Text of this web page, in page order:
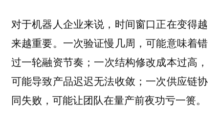
对于机器人企业来说，时间窗口正在变得越
来越重要。一次验证慢几周，可能意味着错
过一轮融资节奏；一次结构修改成本过高，
可能导致产品迟迟无法收敛；一次供应链协
同失败，可能让团队在量产前夜功亏一篑。